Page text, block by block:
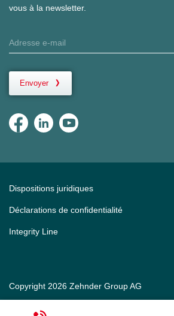
vous à la newsletter.
Envoyer
Copyright 2026 Zehnder Group AG
Dispositions juridiques
Déclarations de confidentialité
Integrity Line